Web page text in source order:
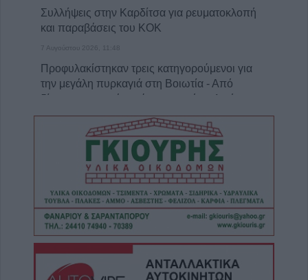
Συλλήψεις στην Καρδίτσα για ρευματοκλοπή
και παραβάσεις του ΚΟΚ
7 Αυγούστου 2026, 11:48
Προφυλακίστηκαν τρεις κατηγορούμενοι για
την μεγάλη πυρκαγιά στη Βοιωτία - Από
δίκτυο μεταφοράς ρεύματος από αιολικό
πάρκο η έναρξη της πυρκαγιάς
7 Αυγούστου 2026, 11:42
Κράτησε Οκόρο και για τη νέα σεζόν ο ΑΣΚ
7 Αυγούστου 2026, 11:35
Εργατικό Κέντρο Καρδίτσας: "Κάτω τα χέρια
από τον πρόεδρο του Εργατικού Κέντρου
Λάρισας"
7 Αυγούστου 2026, 11:20
Το Σάββατο 8 Αυγούστου η κηδεία του